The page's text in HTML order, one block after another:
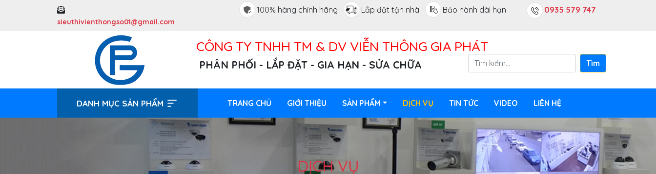
sieuthivienthongso01@gmail.com
100% hàng chính hãng Lắp đặt tận nhà Bảo hành dài hạn 0935 579 747
CÔNG TY TNHH TM & DV VIỄN THÔNG GIA PHÁT
PHÂN PHỐI - LẮP ĐẶT - GIA HẠN - SỬA CHỮA Tìm
DANH MỤC SẢN PHẨM TRANG CHỦ GIỚI THIỆU SẢN PHẨM DỊCH VỤ TIN TỨC VIDEO LIÊN HỆ
DỊCH VỤ